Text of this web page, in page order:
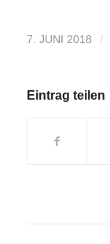
7. JUNI 2018 /
Eintrag teilen